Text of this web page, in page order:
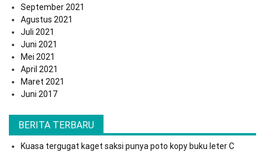
September 2021
Agustus 2021
Juli 2021
Juni 2021
Mei 2021
April 2021
Maret 2021
Juni 2017
BERITA TERBARU
Kuasa tergugat kaget saksi punya poto kopy buku leter C